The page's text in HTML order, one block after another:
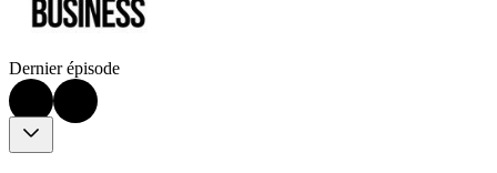
Dernier épisode